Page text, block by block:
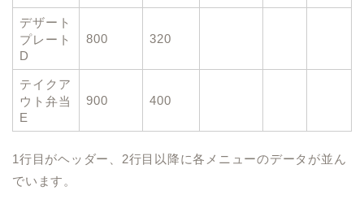
デザート
プレート
D
800 320
テイクア
ウト弁当
E
900 400
1行目がヘッダー、2行目以降に各メニューのデータが並ん
でいます。